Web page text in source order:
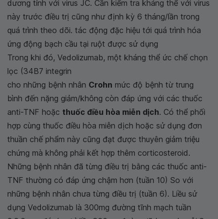
dương tính với virus JC. Cần kiểm tra kháng thể với virus
này trước điều trị cũng như định kỳ 6 tháng/lần trong
quá trình theo dõi. tác động đặc hiệu tới quá trình hóa
ứng động bạch cầu tại ruột được sử dụng
Trong khi đó, Vedolizumab, một kháng thể ức chế chọn
lọc (34B7 integrin
cho những bệnh nhân Crohn mức độ bệnh từ trung
bình đến nặng giảm/không còn đáp ứng với các thuốc
anti-TNF hoặc thuốc điều hòa miễn dịch. Có thể phối
hợp cùng thuốc điều hòa miễn dịch hoặc sử dụng đơn
thuần chế phẩm này cũng đạt được thuyên giảm triệu
chứng mà không phải kết hợp thêm corticosteroid.
Những bệnh nhân đã từng điều trị bằng các thuốc anti-
TNF thường có đáp ứng chậm hơn (tuần 10) So với
những bệnh nhân chưa từng điều trị (tuần 6). Liều sử
dụng Vedolizumab là 300mg đường tĩnh mạch tuần